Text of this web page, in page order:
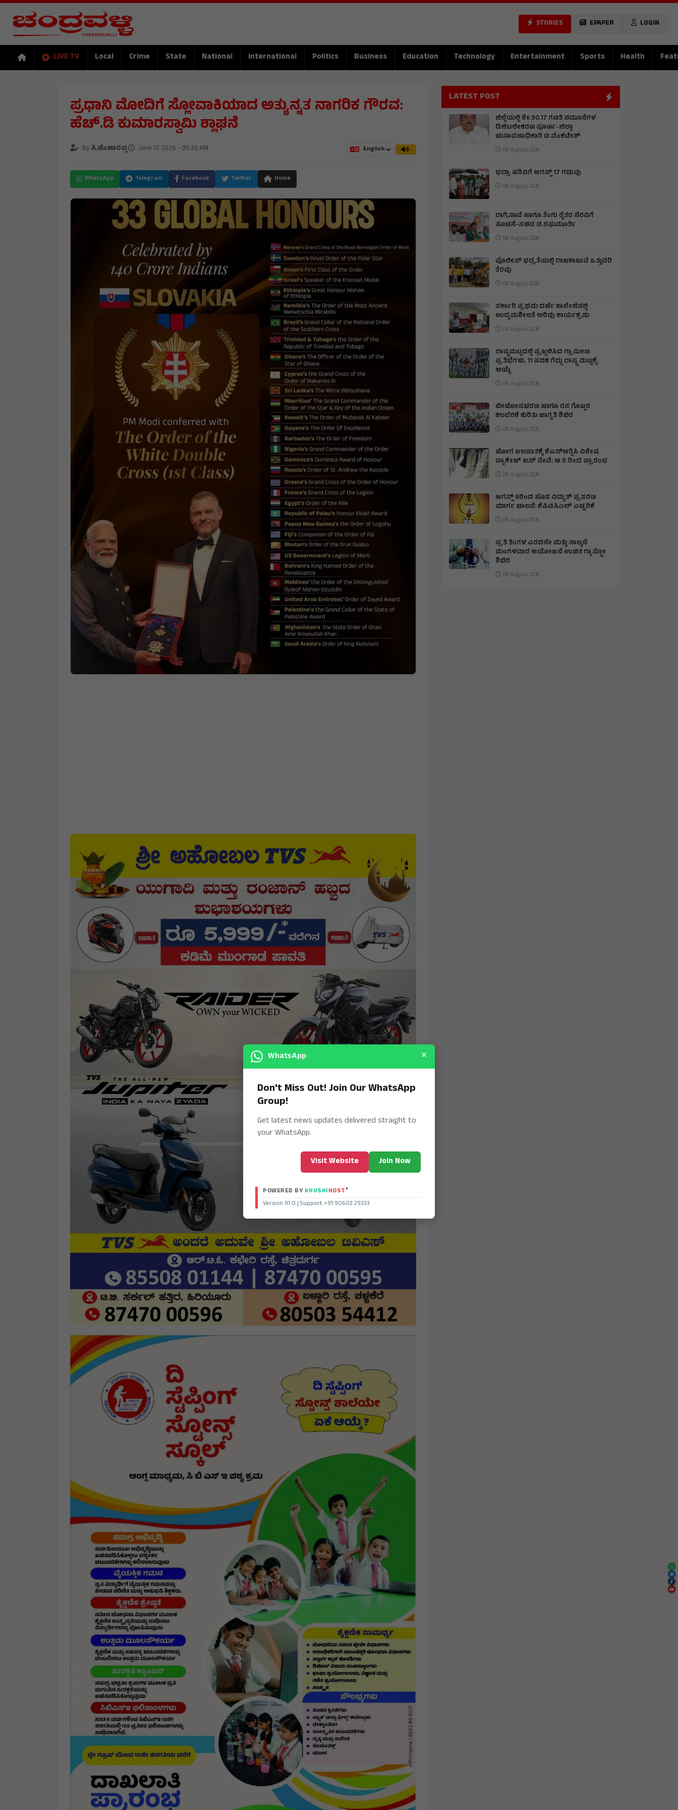
STORIES EPAPER LOGIN
LIVE TV Local Crime State National International Politics Business Education Technology Entertainment Sports Health
ಪ್ರಧಾನಿ ಮೋದಿಗೆ ಸ್ಲೋವಾಕಿಯಾದ ಅತ್ಯುನ್ನತ ನಾಗರಿಕ ಗೌರವ:
ಹೆಚ್.ಡಿ ಕುಮಾರಸ್ವಾಮಿ ಶ್ಲಾಘನೆ
Byಸಿ.ಹೆಂಜಾರಪ್ಪ June 17, 2026 - 05:33 AM
WhatsApp Telegram Facebook Twitter Home
LATEST POST
ಜಿಲ್ಲೆಯಲ್ಲಿ ಶೇ.90.17 ಗಣತಿ ನಮೂನೆಗಳ
ಡಿಜಿಟಲೀಕರಣ ಪೂರ್ಣ-ಜಿಲ್ಲಾ
ಚುನಾವಣಾಧಿಕಾರಿ ಟಿ.ವೆಂಕಟೇಶ್
08 August 2026
ಭದ್ರಾ ಹರಿವಿಗೆ ಆಗಸ್ಟ್ 17 ಗಡುವು
08 August 2026
ರಾಗಿ,ಸಾವೆ ಹಾಗೂ ತೆಂಗು ರೈತರ ನೆರವಿಗೆ
ಸೂಚನೆ-ಸಚಿವ ಟಿ.ರಘುಮೂರ್ತಿ
08 August 2026
ಪೊಲೀಸ್ ಭದ್ರತೆಯಲ್ಲಿ ರಾಜಕಾಲುವೆ ಒತ್ತುವರಿ
ತೆರವು
08 August 2026
ಸರ್ಕಾರಿ ಪ್ರಥಮ ದರ್ಜೆ ಕಾಲೇಜಿನಲ್ಲಿ
ಉದ್ಯಮಶೀಲತೆ ಅರಿವು ಕಾರ್ಯಕ್ರಮ
08 August 2026
ರಾಷ್ಟ್ರಮಟ್ಟದಲ್ಲಿ ಪ್ರಜ್ವಲಿಸಿದ ಗ್ರಾಮೀಣ
ಪ್ರತಿಭೆಗಳು, 11 ಪದಕ ಗೆದ್ದು ರಾಷ್ಟ್ರ ಮಟ್ಟಕ್ಕೆ
ಆಯ್ಕೆ
08 August 2026
ಬೀಜೋಪಚರಣ ಹಾಗೂ ರಸ ಗೊಬ್ಬರ
ಕಲಬೆರಕೆ ಕುರಿತು ಜಾಗೃತಿ ಶಿಬಿರ
08 August 2026
ಜೋಗ ಜಲಪಾತಕ್ಕೆ ಕೆಎಸ್‍ಆರ್‍ಟಿಸಿ ವಿಶೇಷ
ಪ್ಯಾಕೇಜ್ ಬಸ್ ಸೇವೆ: ಆ.9 ರಿಂದ ಪ್ರಾರಂಭ
08 August 2026
ಆಗಸ್ಟ್ 8ರಿಂದ ಹೊಸ ವಿದ್ಯುತ್ ಪ್ರಸರಣ
ಮಾರ್ಗ ಚಾಲನೆ: ಕೆಪಿಟಿಸಿಎಲ್ ಎಚ್ಚರಿಕೆ
08 August 2026
ಪ್ರತಿ ತಿಂಗಳ ಎರಡನೇ ಮತ್ತು ನಾಲ್ಕನೆ
ಮಂಗಳವಾರ ಆಯೋಜನೆ ಉಚಿತ ಗ್ಯಾಸ್ಟ್ರೋ
ಶಿಬಿರ
08 August 2026
WhatsApp ×
Don't Miss Out! Join Our WhatsApp
Group!
Get latest news updates delivered straight to
your WhatsApp.
Visit Website Join Now
POWERED BY KHUSHIHOST®
Version 91.0 | Support +91 90603 29333